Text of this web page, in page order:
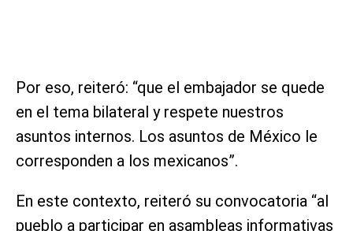
Por eso, reiteró: “que el embajador se quede
en el tema bilateral y respete nuestros
asuntos internos. Los asuntos de México le
corresponden a los mexicanos”.
En este contexto, reiteró su convocatoria “al
pueblo a participar en asambleas informativas